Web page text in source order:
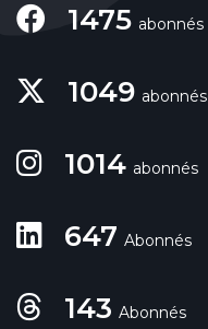
1475 abonnés
1049 abonnés
1014 abonnés
647 Abonnés
143 Abonnés